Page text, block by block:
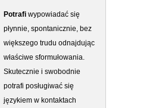
Potrafi wypowiadać się
płynnie, spontanicznie, bez
większego trudu odnajdując
właściwe sformułowania.
Skutecznie i swobodnie
potrafi posługiwać się
językiem w kontaktach